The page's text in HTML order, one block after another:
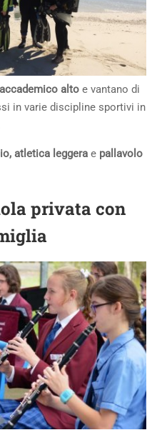
alto e vantano di
in varie discipline sportivi in
atletica leggera e pallavolo
privata con